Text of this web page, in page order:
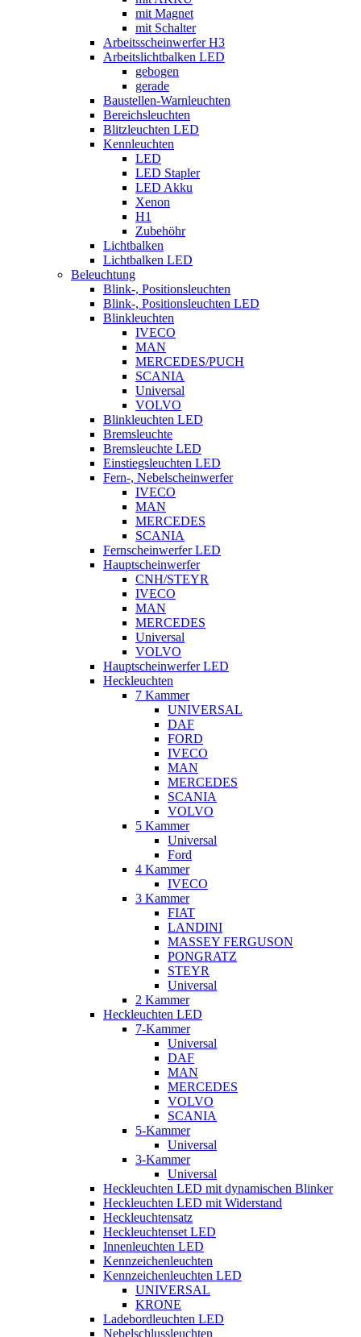
mit Magnet
mit Schalter
Arbeitsscheinwerfer H3
Arbeitslichtbalken LED
gebogen
gerade
Baustellen-Warnleuchten
Bereichsleuchten
Blitzleuchten LED
Kennleuchten
LED
LED Stapler
LED Akku
Xenon
H1
Zubehöhr
Lichtbalken
Lichtbalken LED
Beleuchtung
Blink-, Positionsleuchten
Blink-, Positionsleuchten LED
Blinkleuchten
IVECO
MAN
MERCEDES/PUCH
SCANIA
Universal
VOLVO
Blinkleuchten LED
Bremsleuchte
Bremsleuchte LED
Einstiegsleuchten LED
Fern-, Nebelscheinwerfer
IVECO
MAN
MERCEDES
SCANIA
Fernscheinwerfer LED
Hauptscheinwerfer
CNH/STEYR
IVECO
MAN
MERCEDES
Universal
VOLVO
Hauptscheinwerfer LED
Heckleuchten
7 Kammer
UNIVERSAL
DAF
FORD
IVECO
MAN
MERCEDES
SCANIA
VOLVO
5 Kammer
Universal
Ford
4 Kammer
IVECO
3 Kammer
FIAT
LANDINI
MASSEY FERGUSON
PONGRATZ
STEYR
Universal
2 Kammer
Heckleuchten LED
7-Kammer
Universal
DAF
MAN
MERCEDES
VOLVO
SCANIA
5-Kammer
Universal
3-Kammer
Universal
Heckleuchten LED mit dynamischen Blinker
Heckleuchten LED mit Widerstand
Heckleuchtensatz
Heckleuchtenset LED
Innenleuchten LED
Kennzeichenleuchten
Kennzeichenleuchten LED
UNIVERSAL
KRONE
Ladebordleuchten LED
Nebelschlussleuchten